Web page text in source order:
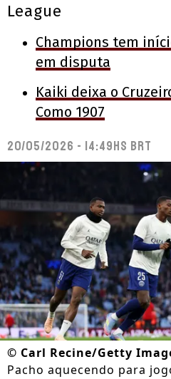
League
Champions tem
em disputa
Kaiki deixa o
Como 1907
20/05/2026 - 14:49hs BRT
© Carl Recine/Getty
Pacho aquecendo para